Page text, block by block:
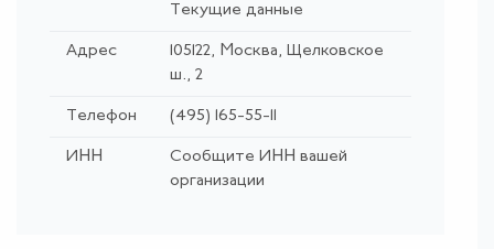
Текущие данные
Адрес
105122, Москва, Щелковское
ш., 2
Телефон (495) 165-55-11
ИНН
Сообщите ИНН вашей
организации